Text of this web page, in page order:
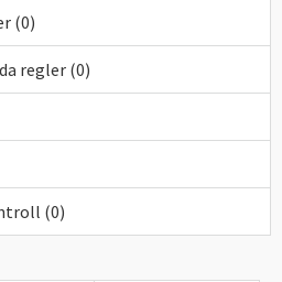
(0)
regler (0)
(0)